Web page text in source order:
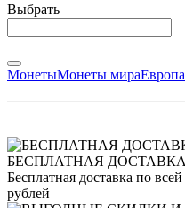
Выбрать
МонетыМонеты мираЕвропа
БЕСПЛАТНАЯ ДОСТАВКА
Бесплатная доставка по
рублей